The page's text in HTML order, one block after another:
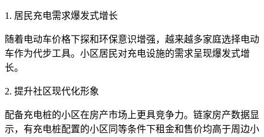
1. 居民充电需求爆发式增长
随着电动车价格下探和环保意识增强，越来越多家庭选择电动
车作为代步工具。小区居民对充电设施的需求呈现爆发式增
长。
2. 提升社区现代化形象
配备充电桩的小区在房产市场上更具竞争力。链家房产数据显
示，有充电桩配置的小区同等条件下租金和售价均高于周边小